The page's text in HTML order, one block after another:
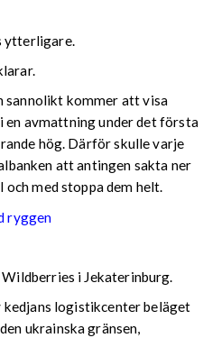
ytterligare.
sannolikt kommer att visa
en avmattning under det första
hög. Därför skulle varje
att antingen sakta ner
med stoppa dem helt.
ryggen
i Jekaterinburg.
logistikcenter beläget
ukrainska gränsen,